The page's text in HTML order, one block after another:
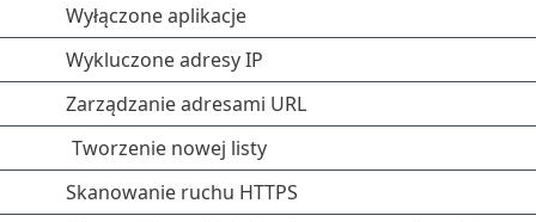
Wyłączone aplikacje
Wykluczone adresy IP
Zarządzanie adresami URL
Tworzenie nowej listy
Skanowanie ruchu HTTPS